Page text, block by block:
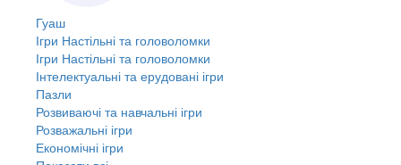
Гуаш
Ігри Настільні та головоломки
Ігри Настільні та головоломки
Інтелектуальні та ерудовані ігри
Пазли
Розвиваючі та навчальні ігри
Розважальні ігри
Економічні ігри